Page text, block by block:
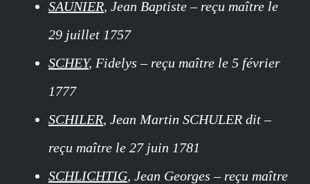
SAUNIER, Jean Baptiste – reçu maître le
29 juillet 1757
SCHEY, Fidelys – reçu maître le 5 février
1777
SCHILER, Jean Martin SCHULER dit –
reçu maître le 27 juin 1781
SCHLICHTIG, Jean Georges – reçu maître